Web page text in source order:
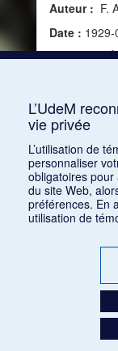
Auteur : F.
Date : 1929-
Source :
L’UdeM
vie privée
L’utilisation de
personnaliser
obligatoires
du site Web,
préférences. En
utilisation de